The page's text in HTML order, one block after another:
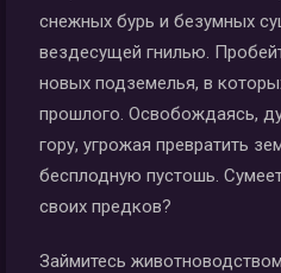
снежных бурь и безумных
вездесущей гнилью.
новых подземелья, в
прошлого. Освобождаясь,
гору, угрожая превратить
бесплодную пустошь.
своих предков?
Займитесь животноводством